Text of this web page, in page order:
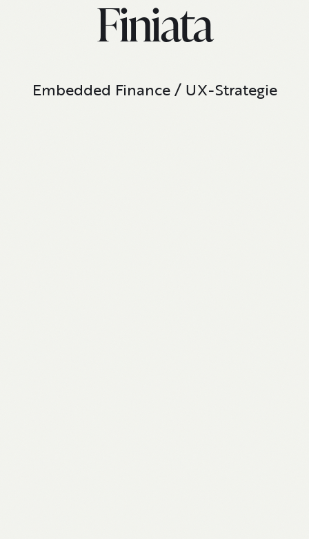
Finiata
Embedded Finance / UX-Strategie